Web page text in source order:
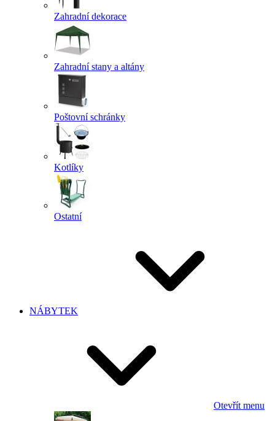
Zahradní dekorace
Zahradní stany a altány
Poštovní schránky
Kotlíky
Ostatní
NÁBYTEK
Otevřít menu